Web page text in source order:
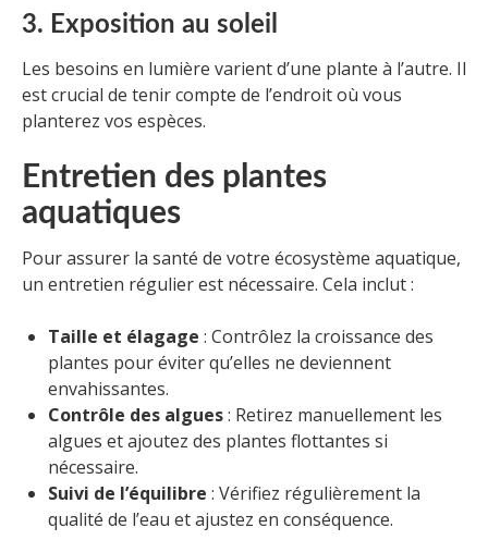
3. Exposition au soleil
Les besoins en lumière varient d’une plante à l’autre. Il
est crucial de tenir compte de l’endroit où vous
planterez vos espèces.
Entretien des plantes
aquatiques
Pour assurer la santé de votre écosystème aquatique,
un entretien régulier est nécessaire. Cela inclut :
Taille et élagage : Contrôlez la croissance des
plantes pour éviter qu’elles ne deviennent
envahissantes.
Contrôle des algues: Retirez manuellement les
algues et ajoutez des plantes flottantes si
nécessaire.
Suivi de l’équilibre : Vérifiez régulièrement la
qualité de l’eau et ajustez en conséquence.